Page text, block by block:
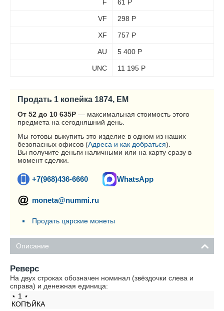
F 61 Р
VF 298 Р
XF 757 Р
AU 5 400 Р
UNC 11 195 Р
Продать 1 копейка 1874, ЕМ
От 52 до 10 635Р — максимальная стоимость этого
предмета на сегодняшний день.
Мы готовы выкупить это изделие в одном из наших
безопасных офисов (Адреса и как добраться).
Вы получите деньги наличными или на карту сразу в
момент сделки.
+7(968)436-6660 WhatsApp
moneta@nummi.ru
Продать царские монеты
Описание
Реверс
На двух строках обозначен номинал (звёздочки слева и
справа) и денежная единица:
⋆ 1 ⋆
КОПѢЙКА